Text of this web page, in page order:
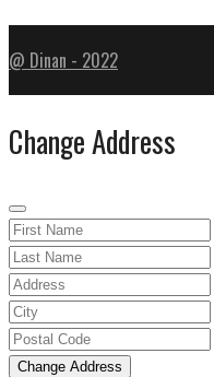
@ Dinan - 2022
Change Address
Change Address